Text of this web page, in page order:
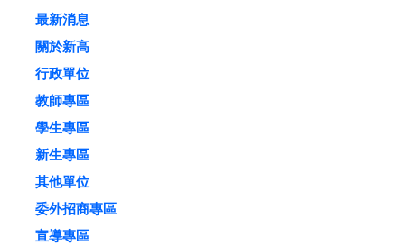
最新消息
關於新高
行政單位
教師專區
學生專區
新生專區
其他單位
委外招商專區
宣導專區